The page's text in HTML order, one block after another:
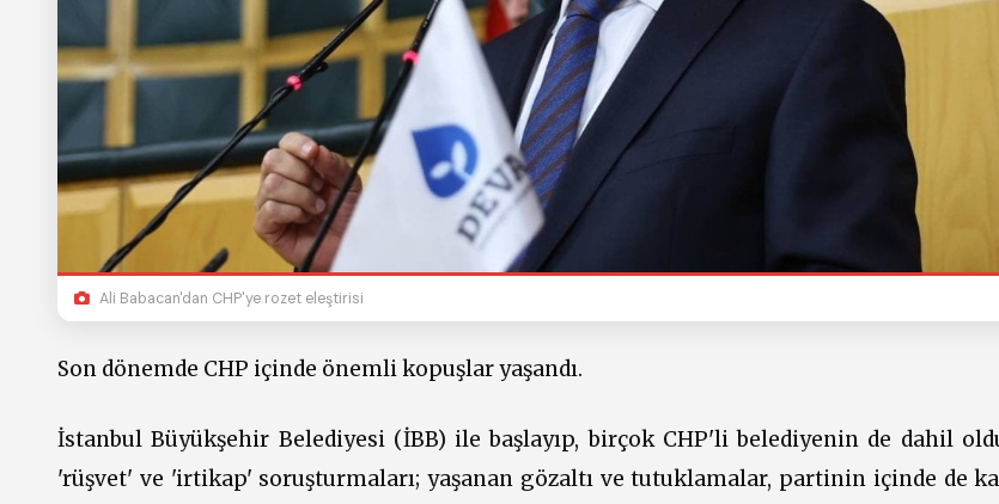
Ali Babacan'dan CHP'ye rozet eleştirisi
Son dönemde CHP içinde önemli kopuşlar yaşandı.
İstanbul Büyükşehir Belediyesi (İBB) ile başlayıp, birçok CHP'li belediyenin de dahil
'rüşvet' ve 'irtikap' soruşturmaları; yaşanan gözaltı ve tutuklamalar, partinin içinde de